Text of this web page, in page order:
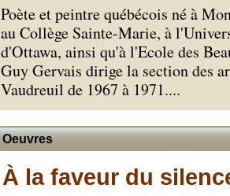
Poète et peintre québécois né à
au Collège Sainte-Marie, à
d'Ottawa, ainsi qu'à l'Ecole des
Guy Gervais dirige la section des
Vaudreuil de 1967 à 1971....
Oeuvres
À la faveur du